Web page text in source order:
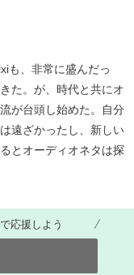
も、非常に盛んだっ
た。が、時代と共にオ
が台頭し始めた。自分
遠ざかったし、新しい
とオーディオネタは探
応援しよう